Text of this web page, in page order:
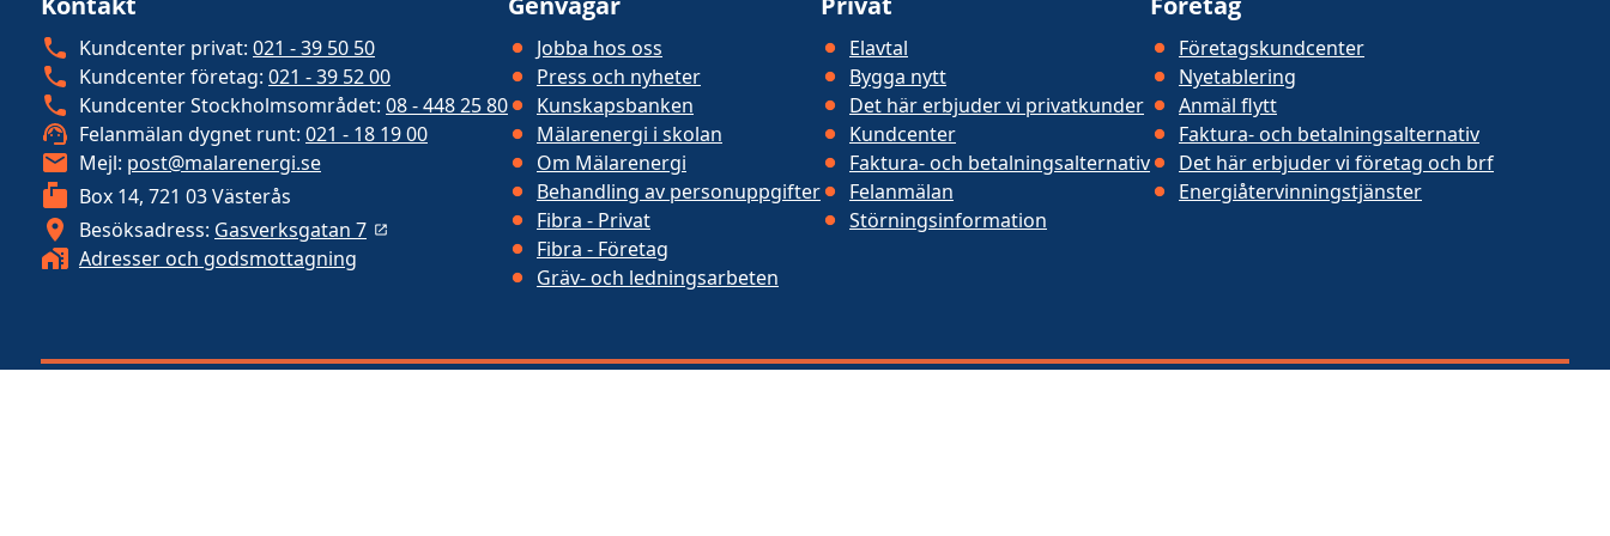
Kundcenter privat: 021 - 39 50 50
Kundcenter företag: 021 - 39 52 00
Kundcenter Stockholmsområdet: 08 - 448 25 80
Felanmälan dygnet runt: 021 - 18 19 00
Mejl: post@malarenergi.se
Box 14, 721 03 Västerås
Besöksadress: Gasverksgatan 7
Adresser och godsmottagning
Jobba hos oss
Press och nyheter
Kunskapsbanken
Mälarenergi i skolan
Om Mälarenergi
Behandling av personuppgifter
Fibra - Privat
Fibra - Företag
Gräv- och ledningsarbeten
Elavtal
Bygga nytt
Det här erbjuder vi privatkunder
Kundcenter
Faktura- och betalningsalternativ
Felanmälan
Störningsinformation
Företagskundcenter
Nyetablering
Anmäl flytt
Faktura- och betalningsalternativ
Det här erbjuder vi företag och brf
Energiåtervinningstjänster